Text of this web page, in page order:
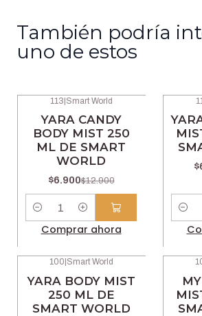
También podría
uno de estos
113 Smart World
YARA CANDY
BODY MIST 250
ML DE SMART
WORLD
$6.900$12.900
Comprar ahora
100 Smart World
YARA BODY MIST
250 ML DE
SMART WORLD